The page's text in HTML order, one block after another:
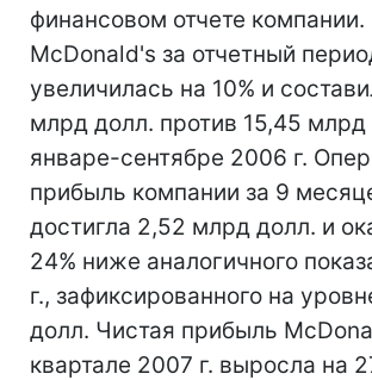
финансовом отчете
McDonald's за отчетный
увеличилась на 10% и
млрд долл. против 15,45 млрд
январе-сентябре 2006 г.
прибыль компании за 9
достигла 2,52 млрд долл. и
24% ниже аналогичного
г., зафиксированного на
долл. Чистая прибыль
квартале 2007 г. выросла на